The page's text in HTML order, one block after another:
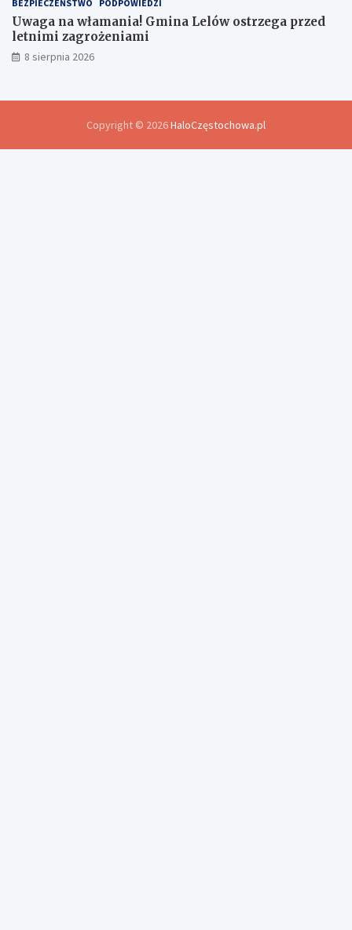
BEZPIECZEŃSTWO PODPOWIEDZI
Uwaga na włamania! Gmina Lelów ostrzega przed
letnimi zagrożeniami
8 sierpnia 2026
Copyright © 2026HaloCzęstochowa.pl